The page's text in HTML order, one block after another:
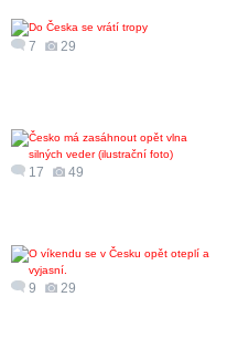
7 29
17 49
9 29